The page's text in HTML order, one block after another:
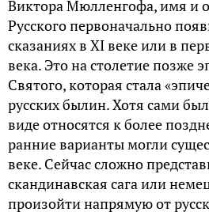
Виктора Мюлленгофа, имя и
Русского первоначально
сказаниях в XI веке или в
века. Это на столетие позже
Святого, которая стала
русских былин. Хотя сами
виде относятся к более
ранние варианты могли
веке. Сейчас сложно
скандинавская сага или
произойти напрямую от